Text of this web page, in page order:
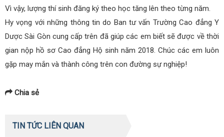
Vì vậy, lượng thí sinh đăng ký theo học tăng lên theo từng năm.
Hy vọng với những thông tin do Ban tư vấn Trường Cao đẳng Y
Dược Sài Gòn cung cấp trên đã giúp các em biết sẽ được về thời
gian nộp hồ sơ Cao đẳng Hộ sinh năm 2018. Chúc các em luôn
gặp may mắn và thành công trên con đường sự nghiệp!
Chia sẻ
TIN TỨC LIÊN QUAN